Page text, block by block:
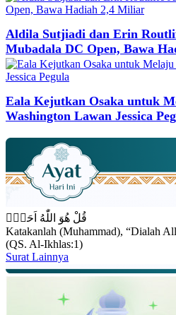
Aldila Sutjiadi dan Erin
Mubadala DC Open, Bawa
Eala Kejutkan Osaka untuk
Washington Lawan Jessica
قُلْ هُوَ اللّٰهُ اَحَدٌۚ
Katakanlah (Muhammad), “Dialah
(QS. Al-Ikhlas:1)
Surat Lainnya